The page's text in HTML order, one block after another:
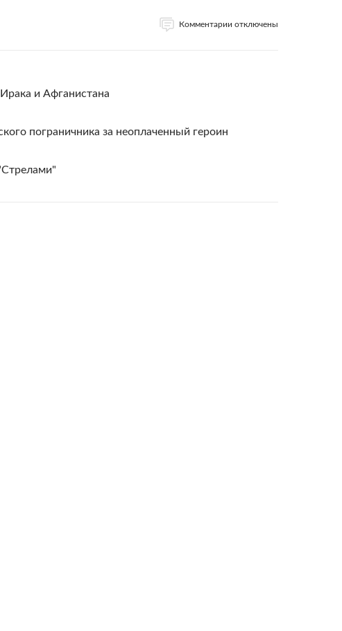
Комментарии отключены
и Афганистана
пограничника за неоплаченный героин